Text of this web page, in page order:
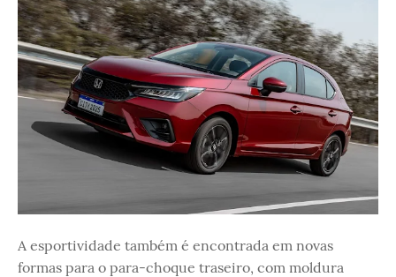
A esportividade também é encontrada em novas
formas para o para-choque traseiro, com moldura